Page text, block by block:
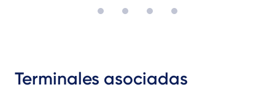
Terminales asociadas